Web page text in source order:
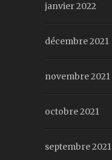
janvier 2022
décembre 2021
novembre 2021
octobre 2021
septembre 2021